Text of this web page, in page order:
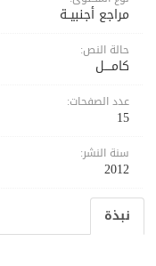
مراجع أجنبيــة
حالة النص:
كامــــل
عدد الصفحات:
15
سنة النشر:
2012
نبذة